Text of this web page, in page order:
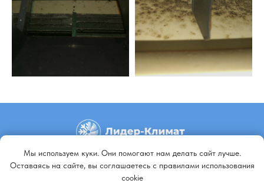
+79140648798
+79647092229
Мы используем куки. Они помогают нам делать сайт лучше.
Оставаясь на сайте, вы соглашаетесь с правилами использования
cookie